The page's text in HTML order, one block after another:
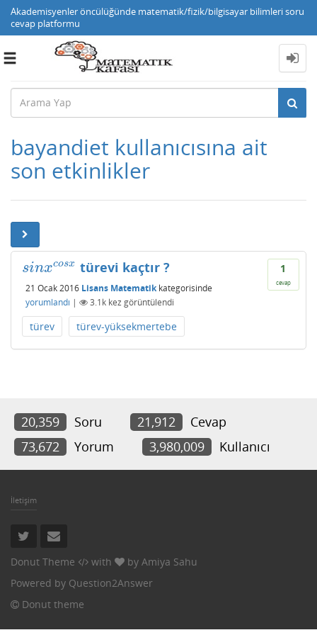
Akademisyenler öncülüğünde matematik/fizik/bilgisayar bilimleri soru
cevap platformu
Toggle
bayandiet kullanıcısına ait
son etkinlikler
1
cevap
sinxcosx
sinxcosx türevi kaçtır ?
21 Ocak 2016 Lisans Matematikkategorisinde
yorumlandı | 3.1k kez görüntülendi
türev türev-yüksekmertebe
20,359 Soru 21,912
Cevap
73,672
Yorum 3,980,009 Kullanıcı
İletişim
Donut Theme with by Amiya Sahu
Powered by Question2Answer
Donut theme